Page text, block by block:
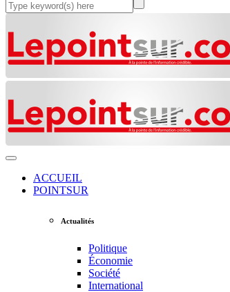
ACCUEIL
POINTSUR
Actualités
Politique
Économie
Société
International